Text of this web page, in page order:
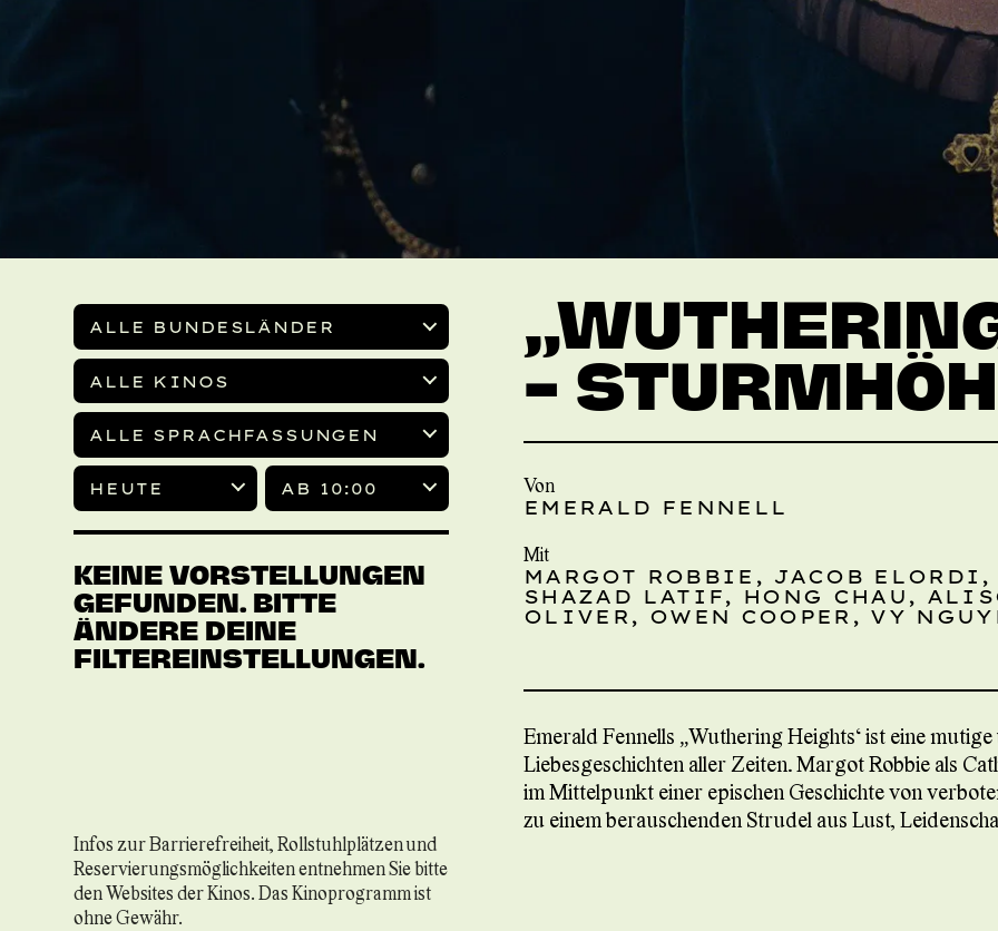
ALLE BUNDESLÄNDER
ALLE KINOS
ALLE SPRACHFASSUNGEN
HEUTE AB 10:00
KEINE VORSTELLUNGEN
GEFUNDEN. BITTE
ÄNDERE DEINE
FILTEREINSTELLUNGEN.
Infos zur Barrierefreiheit, Rollstuhlplätzen und
Reservierungsmöglichkeiten entnehmen Sie bitte
den Websites der Kinos. Das Kinoprogramm ist
ohne Gewähr.
–
Von
EMERALD FENNELL
Mit
MARGOT ROBBIE, JACOB ELORDI,
SHAZAD LATIF, HONG CHAU,
OLIVER, OWEN COOPER, VY
Emerald Fennells „Wuthering Heights“ ist eine
Liebesgeschichten aller Zeiten. Margot Robbie als
im Mittelpunkt einer epischen Geschichte von
zu einem berauschenden Strudel aus Lust,